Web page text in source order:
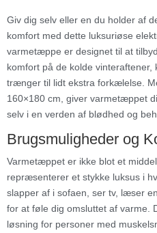
Giv dig selv eller en du holder af
komfort med dette luksuriøse
varmetæppe er designet til at
komfort på de kolde
trænger til lidt ekstra forkælelse.
160×180 cm, giver varmetæppet
selv i en verden af blødhed og
Brugsmuligheder og
Varmetæppet er ikke blot et
repræsenterer et stykke luksus i
slapper af i sofaen, ser tv, læser
for at føle dig omsluttet af varme.
løsning for personer med